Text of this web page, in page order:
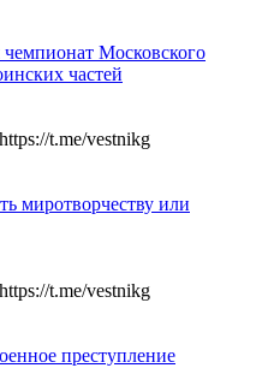
Московского
частей
t.me/vestnikg
миротворчеству или
t.me/vestnikg
преступление